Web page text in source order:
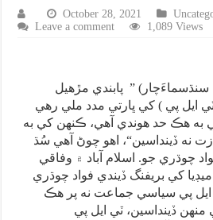
October 28, 2021
Leave a comment
1,089 Views
سنڌسماءَچار) ” پابندي مڙهيل
ايل پي ) کي ڀارتي مدد ملي رهي
به هڪ حد هوندي آهي، ڪنهن کي به
نه ڏينداسين“، اهو چوڻ آهي سُڌ
چوڌري جو. اسلام آباد ۾ وفاقي
کي بريفنگ ڏيندي فواد چوڌري
ايل پي سياسي جماعت نه پر هڪ
ڏينداسين، ٽي ايل پي